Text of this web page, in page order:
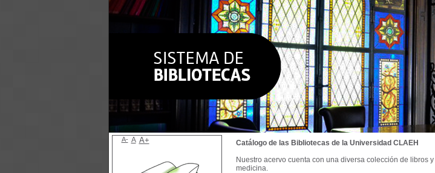
Catálogo de las Bibliotecas de la Universidad CLAEH
Nuestro acervo cuenta con una diversa colección de libros
medicina.
A- A A+